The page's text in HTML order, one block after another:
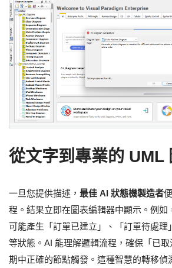
從文字到專業的 UML
一旦您提供描述， 最佳 AI 狀態機製造者
程。結果立即在圖表編輯器中顯示。例如
可能產生「訂單已建立」、「訂單待處理
等狀態。AI 能理解邏輯流程，確保「已
期中正確的節點觸發。這種智慧的轉移偵